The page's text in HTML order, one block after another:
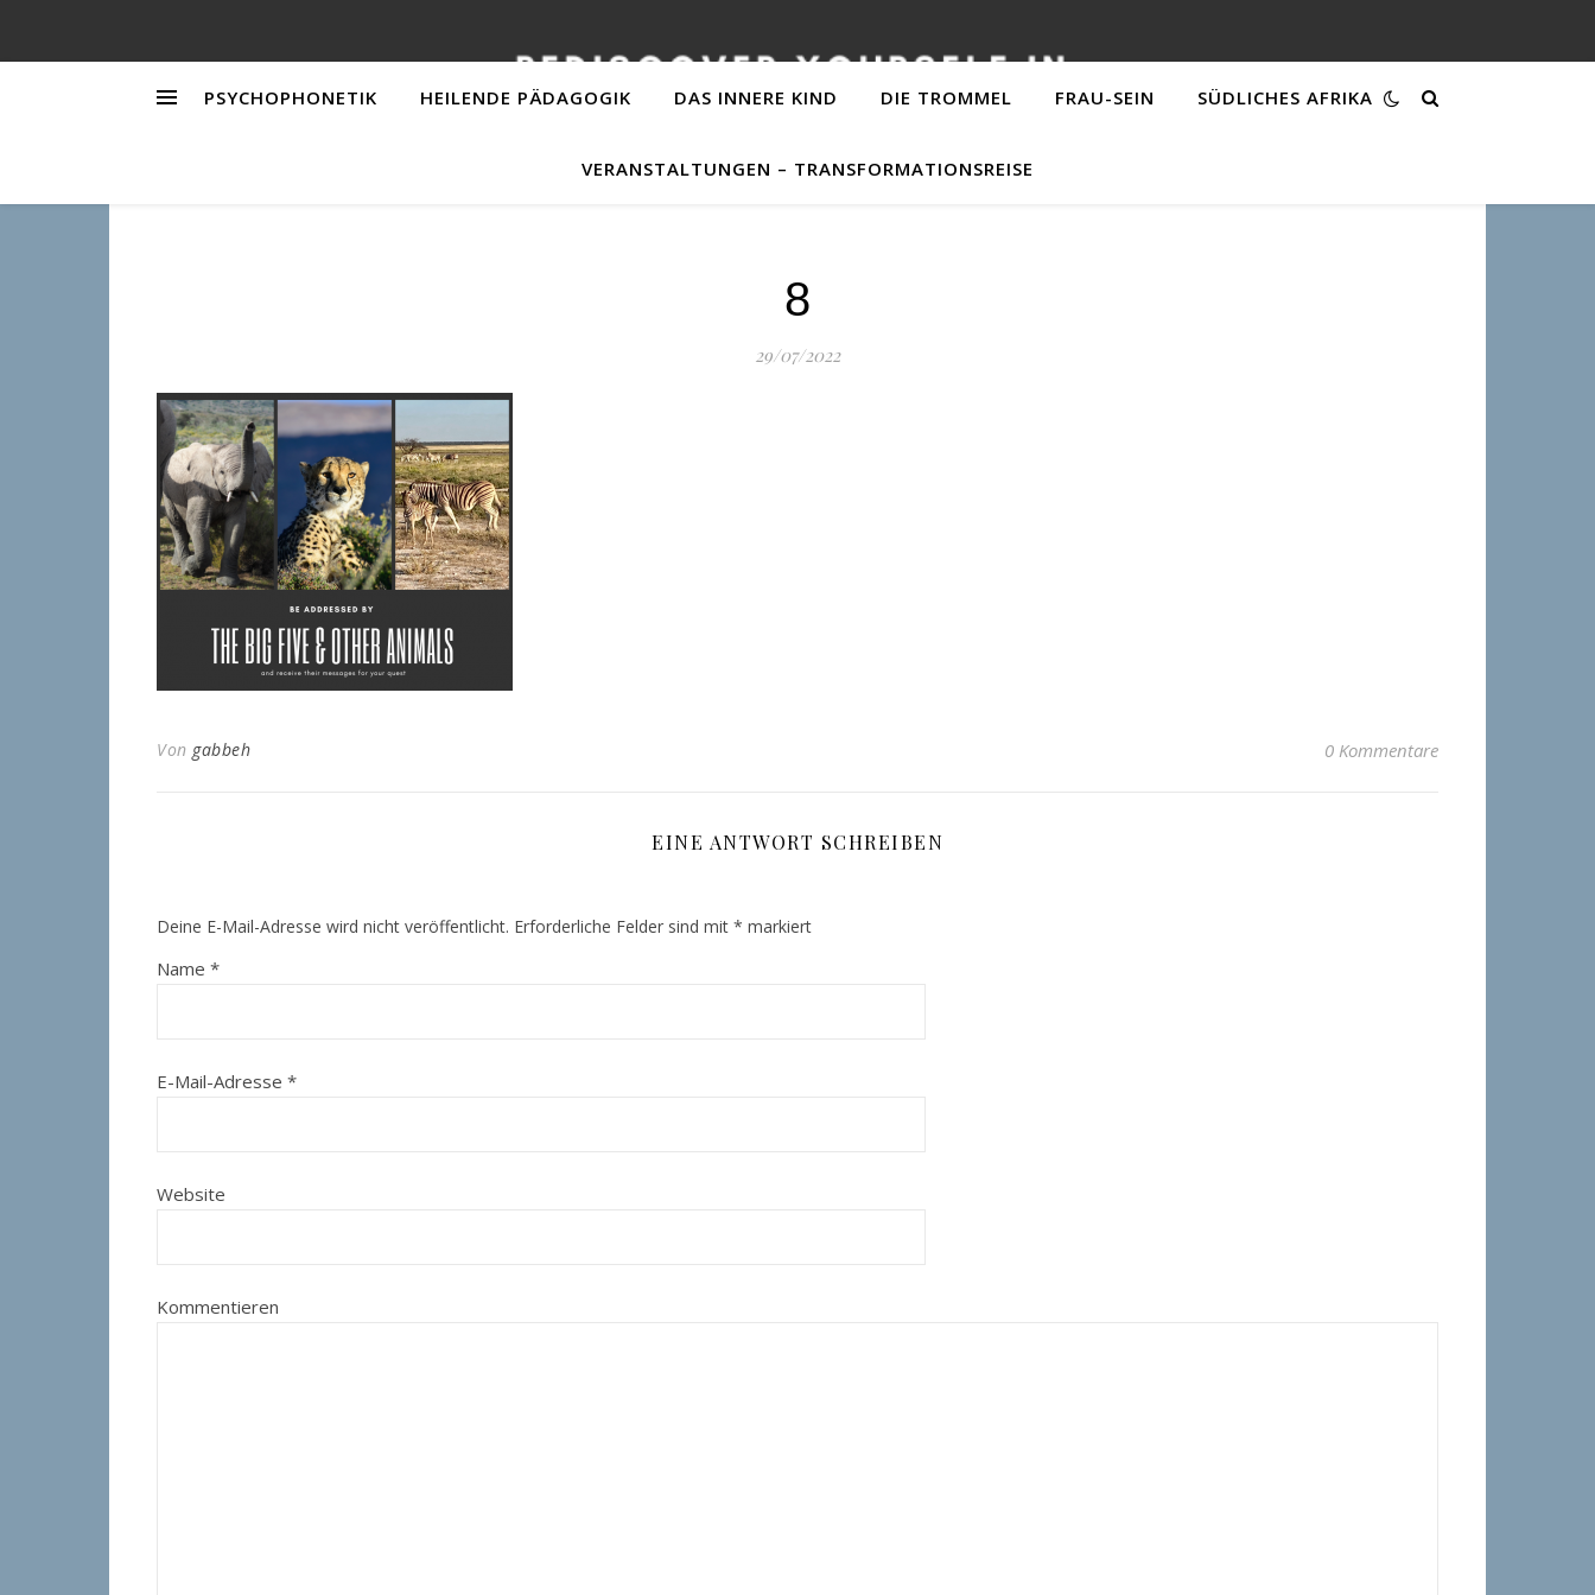
PSYCHOPHONETIK HEILENDE PÄDAGOGIK DAS INNERE KIND DIE TROMMEL FRAU-SEIN SÜDLICHES AFRIKA
VERANSTALTUNGEN – TRANSFORMATIONSREISE
8
29/07/2022
Von gabbeh 0 Kommentare
EINE ANTWORT SCHREIBEN
Deine E-Mail-Adresse wird nicht veröffentlicht. Erforderliche Felder sind mit * markiert
Name *
E-Mail-Adresse *
Website
Kommentieren